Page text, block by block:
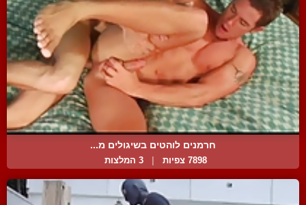
חרמנים לוהטים בשיגולים מ...
7898 צפיות 3 המלצות